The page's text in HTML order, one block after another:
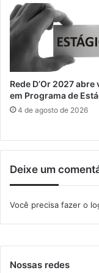
ê
n
m
é
d
a
m
t
r
a
n
í
d
r
a
r
m
i
t
Rede D’Or 2027 abre
em Programa de
4 de agosto de 2026
Deixe um
Você precisa fazer o
Nossas redes